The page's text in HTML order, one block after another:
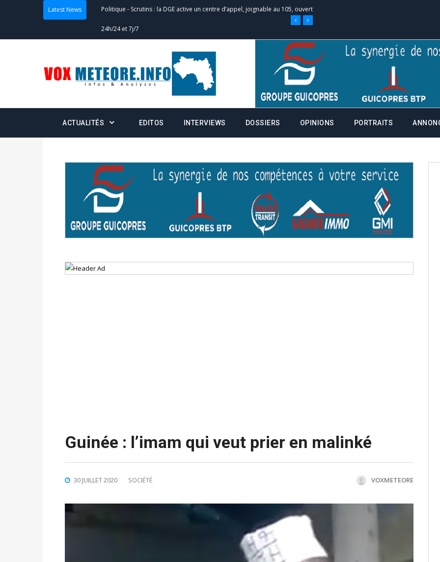
Latest News Actualités-Double scrutin du 31 mai : fin des campagnes ce jeudi 28 mai à
minuit
Communiqué relatif à la délivrance de la fiche de procuration
Politique-Convocation des membres des Commissions Administratives de
Centralisation des Votes (CACV) à une prestation de serment et à une
formation
Politique Candidats : désignez vos représentants aux CACV (centralisation
Politique Double scrutin du 31 mai : retrait des cartes d’électeurs possible
du 16 au 31 mai 2026
Politique Délégués de bureaux de vote : vos informations à transmettre
avant le 16 mai 2026 à 16h
statistiques des législatives et communales : ce 4 juin à 18h
ACTUALITÉS EDITOS INTERVIEWS DOSSIERS OPINIONS PORTRAITS
Guinée : l’imam qui veut prier en malinké
30 JUILLET 2020 SOCIÉTÉ VOXMETEORE